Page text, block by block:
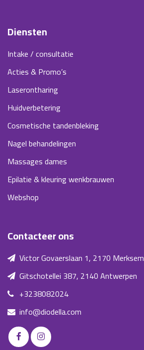
Diensten
Intake / consultatie
Acties & Promo’s
Laserontharing
Huidverbetering
Cosmetische tandenbleking
Nagel behandelingen
Massages dames
Epilatie & kleuring wenkbrauwen
Webshop
Contacteer ons
Victor Govaerslaan 1, 2170 Merksem
Gitschotellei 387, 2140 Antwerpen
+3238082024
info@diodella.com